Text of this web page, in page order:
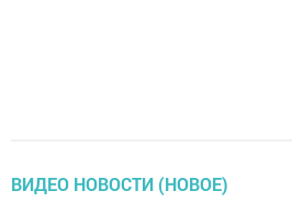
ВИДЕО НОВОСТИ (НОВОЕ)